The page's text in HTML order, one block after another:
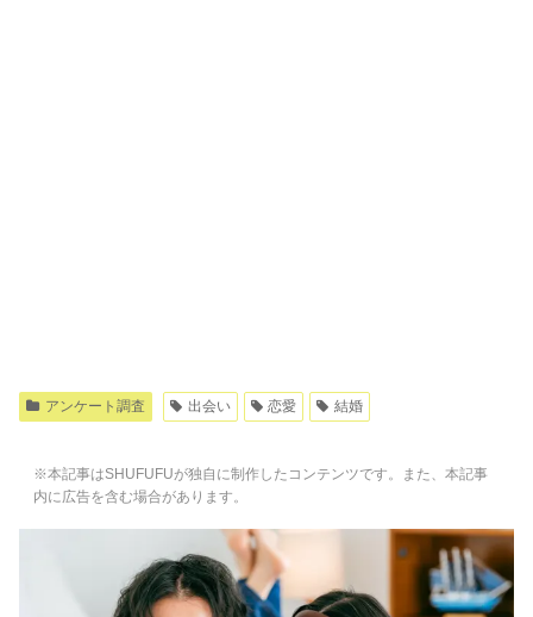
アンケート調査 出会い 恋愛 結婚
※本記事はSHUFUFUが独自に制作したコンテンツです。また、本記事
内に広告を含む場合があります。